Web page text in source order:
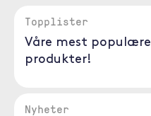
Topplister
Våre mest populære
produkter!
Nyheter